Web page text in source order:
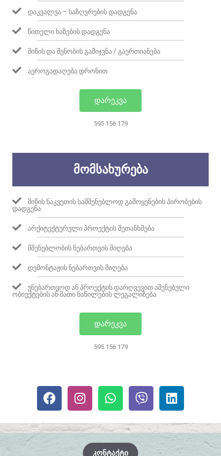
ᲓᲐᲙᲕᲐᲚᲕᲐ – ᲡᲐᲖᲦᲕᲠᲔᲑᲘᲡ ᲓᲐᲓᲒᲔᲜᲐ
ᲬᲘᲗᲔᲚᲘ ᲮᲐᲖᲔᲑᲘᲡ ᲓᲐᲓᲒᲔᲜᲐ
ᲛᲘᲬᲘᲡ ᲓᲐ ᲨᲔᲜᲝᲑᲘᲡ ᲒᲐᲛᲘᲯᲕᲜᲐ / ᲒᲐᲔᲠᲗᲘᲐᲜᲔᲑᲐ
ᲐᲔᲠᲝᲒᲐᲓᲐᲦᲔᲑᲐ ᲓᲠᲝᲜᲘᲗ
ᲓᲐᲠᲔᲙᲕᲐ
595 156 179
ᲛᲝᲛᲡᲐᲮᲣᲠᲔᲑᲐ
ᲛᲘᲬᲘᲡ ᲜᲐᲙᲕᲔᲗᲘᲡ ᲡᲐᲛᲨᲔᲜᲔᲑᲚᲝᲓ ᲒᲐᲛᲝᲧᲔᲜᲔᲑᲘᲡ ᲞᲘᲠᲝᲑᲔᲑᲘᲡ
ᲓᲐᲓᲒᲔᲜᲐ
ᲐᲠᲥᲘᲢᲔᲥᲢᲣᲠᲣᲚᲘ ᲞᲠᲝᲔᲥᲢᲘᲡ ᲨᲔᲗᲐᲜᲮᲛᲔᲑᲐ
ᲛᲨᲔᲜᲔᲑᲚᲝᲑᲘᲡ ᲜᲔᲑᲐᲠᲗᲕᲘᲡ ᲛᲘᲦᲔᲑᲐ
ᲓᲔᲛᲝᲜᲢᲐᲟᲘᲡ ᲜᲔᲑᲐᲠᲗᲕᲘᲡ ᲛᲘᲦᲔᲑᲐ
ᲣᲜᲔᲑᲐᲠᲗᲕᲝᲓ ᲐᲜ ᲞᲠᲝᲔᲥᲢᲘᲡ ᲓᲐᲠᲦᲕᲔᲕᲘᲗ ᲐᲨᲔᲜᲔᲑᲣᲚᲘ
ᲝᲑᲘᲔᲥᲢᲔᲑᲘᲡ ᲐᲜ ᲛᲐᲗᲘ ᲜᲐᲬᲘᲚᲔᲑᲘᲡ ᲚᲔᲒᲐᲚᲘᲖᲔᲑᲐ
ᲓᲐᲠᲔᲙᲕᲐ
595 156 179
ᲙᲝᲜᲢᲐᲥᲢᲘ